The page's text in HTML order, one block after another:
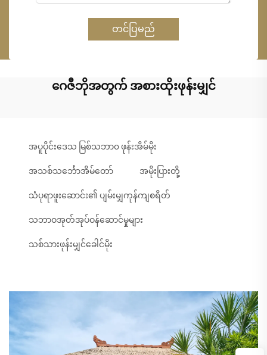
တင်ပြမည်
ဂေဇီဘိုအတွက် အစားထိုးဖုန်းမျှင်
အပူပိုင်းဒေသ မြစ်သဘာ၀ ဖုန်းအိမ်မိုး
အသစ်သင်္ဘောအိမ်တော် အမိုးပြားတို့
သံပုရာဖူးဆောင်း၏ ပျမ်းမျှကုန်ကျစရိတ်
သဘာဝအုတ်အုပ်ဝန်ဆောင်မှုများ
သစ်သားဖုန်းမျှင်ခေါင်မိုး